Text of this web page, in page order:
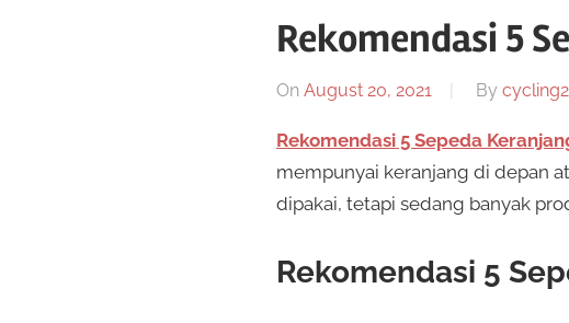
Rekomendasi 5
On August 20, 2021 By
Rekomendasi 5 Sepeda
mempunyai keranjang di depan
dipakai, tetapi sedang banyak
Rekomendasi 5